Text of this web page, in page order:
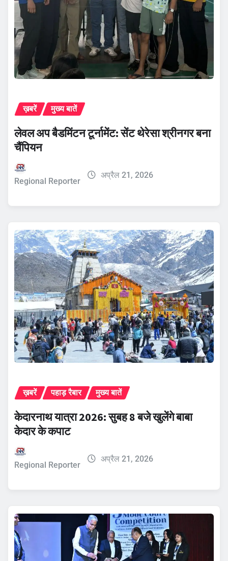
ख़बरें मुख्य बातें
लेवल अप बैडमिंटन टूर्नामेंट: सेंट थेरेसा श्रीनगर बना
चैंपियन
Regional Reporter
अप्रैल 21, 2026
ख़बरें पहाड़ रैबार मुख्य बातें
केदारनाथ यात्रा 2026: सुबह 8 बजे खुलेंगे बाबा
केदार के कपाट
Regional Reporter
अप्रैल 21, 2026